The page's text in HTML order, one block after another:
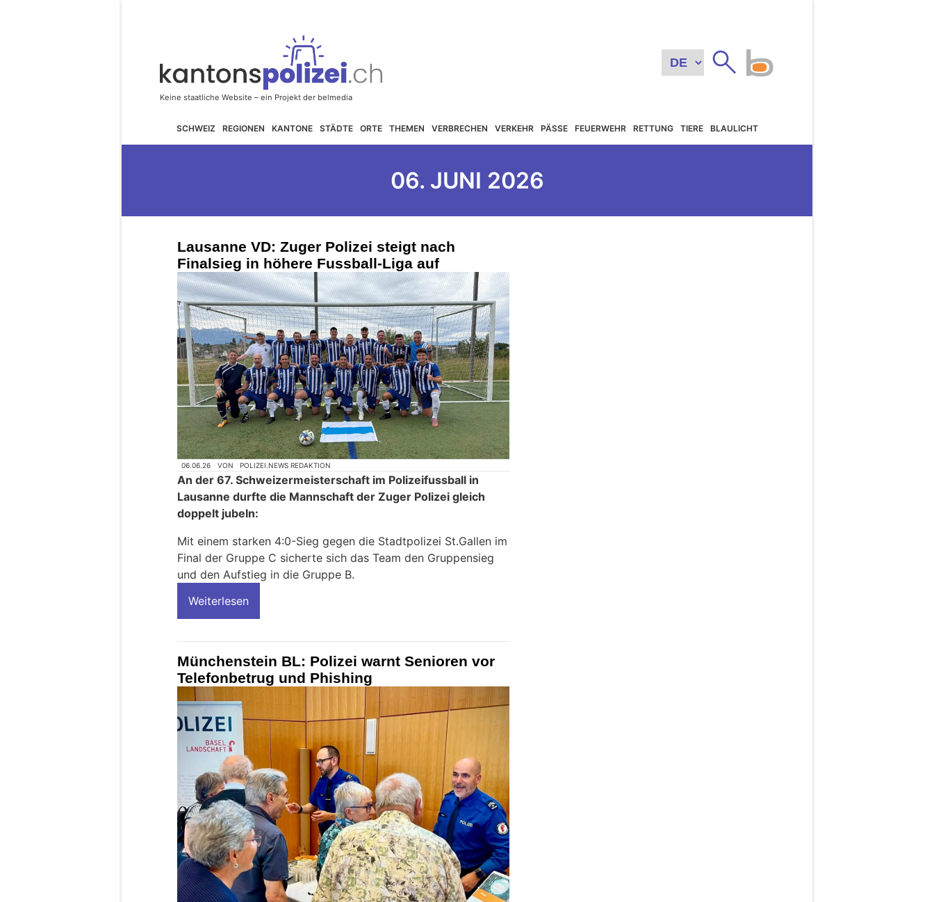
SCHWEIZ REGIONEN KANTONE STÄDTE ORTE THEMEN VERBRECHEN VERKEHR PÄSSE FEUERWEHR RETTUNG TIERE BLAULICHT
06. JUNI 2026
Lausanne VD: Zuger Polizei steigt nach
Finalsieg in höhere Fussball-Liga auf
06.06.26 VON POLIZEI.NEWS REDAKTION
An der 67. Schweizermeisterschaft im Polizeifussball in
Lausanne durfte die Mannschaft der Zuger Polizei gleich
doppelt jubeln:
Mit einem starken 4:0-Sieg gegen die Stadtpolizei St.Gallen im
Final der Gruppe C sicherte sich das Team den Gruppensieg
und den Aufstieg in die Gruppe B.
Weiterlesen
Münchenstein BL: Polizei warnt Senioren vor
Telefonbetrug und Phishing